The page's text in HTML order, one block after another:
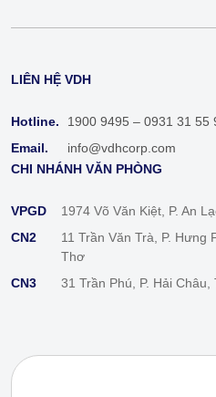
LIÊN HỆ VDH
Hotline.
1900 9495 – 0931 31 55
Email.
info@vdhcorp.com
CHI NHÁNH VĂN PHÒNG
VPGD
1974 Võ Văn Kiệt, P. An
CN2
11 Trần Văn Trà, P. Hưng
Thơ
CN3
31 Trần Phú, P. Hải Châu,